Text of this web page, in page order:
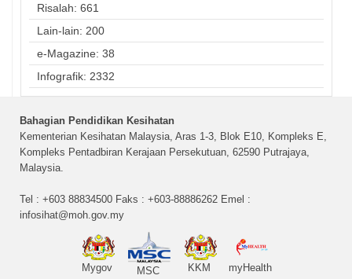
Risalah: 661
Lain-lain: 200
e-Magazine: 38
Infografik: 2332
Bahagian Pendidikan Kesihatan
Kementerian Kesihatan Malaysia, Aras 1-3, Blok E10, Kompleks E,
Kompleks Pentadbiran Kerajaan Persekutuan, 62590 Putrajaya,
Malaysia.
Tel : +603 88834500 Faks : +603-88886262 Emel :
infosihat@moh.gov.my
Mygov MSC KKM myHealth